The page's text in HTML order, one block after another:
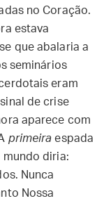
no Coração.
estava
que abalaria a
seminários
eram
de crise
aparece com
primeira espada
mundo diria:
Nunca
Nossa